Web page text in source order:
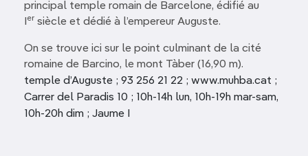
principal temple romain de Barcelone, édifié au
er siècle et dédié à l’empereur Auguste.
On se trouve ici sur le point culminant de la cité
romaine de Barcino, le mont Tàber (16,90 m).
temple d’Auguste ; 93 256 21 22 ; www.muhba.cat ;
Carrer del Paradis 10 ; 10h-14h lun, 10h-19h mar-sam,
10h-20h dim ; Jaume I